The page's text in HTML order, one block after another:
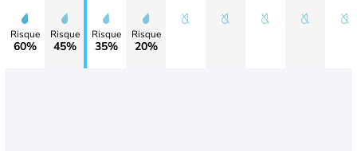
Risque
60%
Risque
45%
Risque
35%
Risque
20%